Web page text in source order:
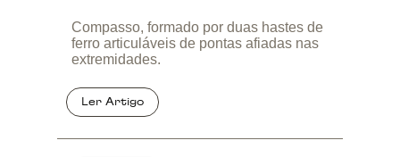
Compasso, formado por duas hastes de
ferro articuláveis de pontas afiadas nas
extremidades.